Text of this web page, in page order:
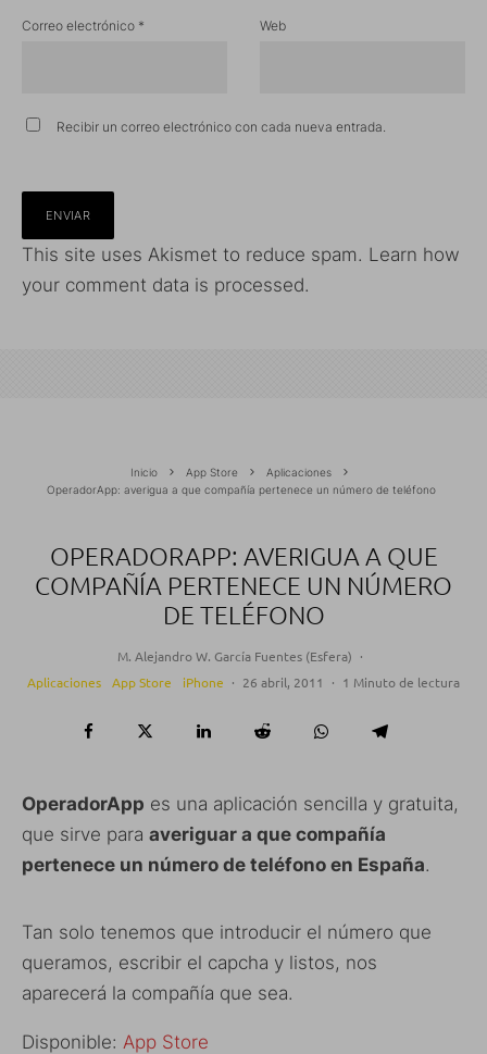
Correo electrónico * Web
Recibir un correo electrónico con cada nueva entrada.
This site uses Akismet to reduce spam. Learn how
your comment data is processed.
Inicio App Store
Aplicaciones
OperadorApp: averigua a que compañía pertenece un número de teléfono
OPERADORAPP: AVERIGUA A QUE
COMPAÑÍA PERTENECE UN NÚMERO
DE TELÉFONO
M. Alejandro W. García Fuentes (Esfera) ·
Aplicaciones
App Store iPhone · 26 abril, 2011 · 1 Minuto de lectura
OperadorApp es una aplicación sencilla y gratuita,
que sirve para averiguar a que compañía
pertenece un número de teléfono en España.
Tan solo tenemos que introducir el número que
queramos, escribir el capcha y listos, nos
aparecerá la compañía que sea.
Disponible: App Store